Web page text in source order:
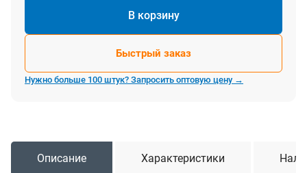
В корзину
Быстрый заказ
Нужно больше 100 штук? Запросить оптовую цену →
Описание Характеристики